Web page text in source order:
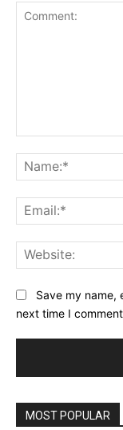
Save my name,
next time I
MOST POPULAR